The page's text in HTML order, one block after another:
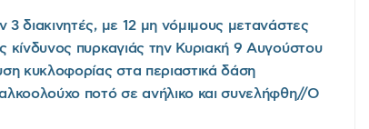
διακινητές, με 12 μη νόμιμους μετανάστες
κίνδυνος πυρκαγιάς την Κυριακή 9 Αυγούστου
κυκλοφορίας στα περιαστικά δάση
ποτό σε ανήλικο και συνελήφθη//Ο